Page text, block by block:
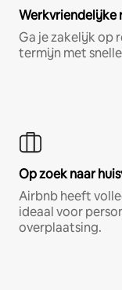
Werkvriendelijke
Ga je zakelijk op
termijn met
Op zoek naar
Airbnb heeft
ideaal voor
overplaatsing.